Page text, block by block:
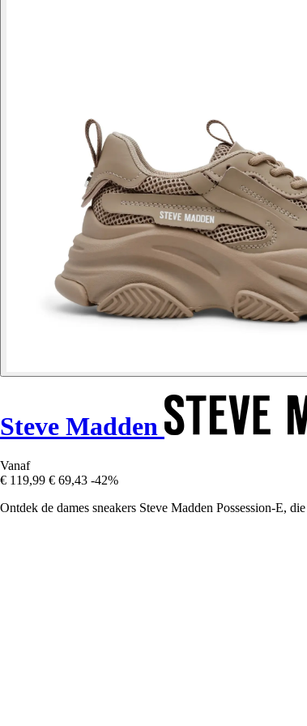
Steve Madden
Vanaf
€ 119,99 € 69,43 -42%
Ontdek de dames sneakers Steve Madden Possession-E,